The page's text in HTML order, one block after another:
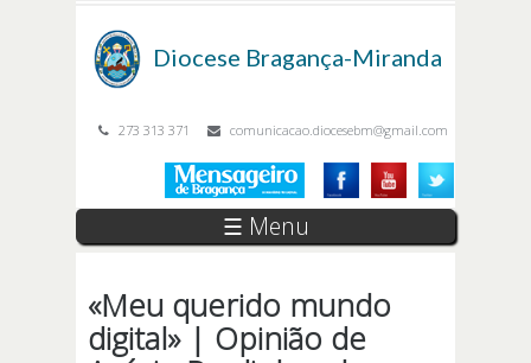
Diocese Bragança-Miranda
273 313 371 comunicacao.diocesebm@gmail.com
☰ Menu
«Meu querido mundo
digital» | Opinião de